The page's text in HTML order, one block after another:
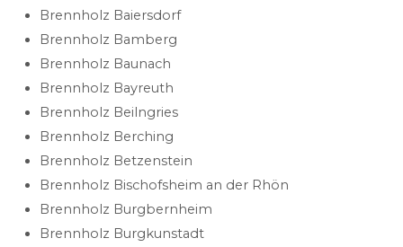
Brennholz Baiersdorf
Brennholz Bamberg
Brennholz Baunach
Brennholz Bayreuth
Brennholz Beilngries
Brennholz Berching
Brennholz Betzenstein
Brennholz Bischofsheim an der Rhön
Brennholz Burgbernheim
Brennholz Burgkunstadt